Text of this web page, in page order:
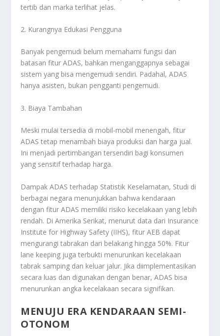
tertib dan marka terlihat jelas.
2. Kurangnya Edukasi Pengguna
Banyak pengemudi belum memahami fungsi dan
batasan fitur ADAS, bahkan menganggapnya sebagai
sistem yang bisa mengemudi sendiri. Padahal, ADAS
hanya asisten, bukan pengganti pengemudi.
3. Biaya Tambahan
Meski mulai tersedia di mobil-mobil menengah, fitur
ADAS tetap menambah biaya produksi dan harga jual.
Ini menjadi pertimbangan tersendiri bagi konsumen
yang sensitif terhadap harga.
Dampak ADAS terhadap Statistik Keselamatan, Studi di
berbagai negara menunjukkan bahwa kendaraan
dengan fitur ADAS memiliki risiko kecelakaan yang lebih
rendah. Di Amerika Serikat, menurut data dari Insurance
Institute for Highway Safety (IIHS), fitur AEB dapat
mengurangi tabrakan dari belakang hingga 50%. Fitur
lane keeping juga terbukti menurunkan kecelakaan
tabrak samping dan keluar jalur. Jika diimplementasikan
secara luas dan digunakan dengan benar, ADAS bisa
menurunkan angka kecelakaan secara signifikan.
MENUJU ERA KENDARAAN SEMI-
OTONOM